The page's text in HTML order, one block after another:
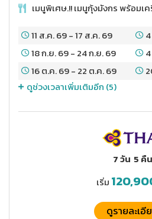
เมนูพิเศษ.!! เมนูกุ้งมังกร พร้อมเ
11 ส.ค. 69-17 ส.ค. 69
18 ก.ย. 69- 24 ก.ย. 69
16 ต.ค. 69- 22 ต.ค. 69
ดูช่วงเวลาเพิ่มเติมอีก (5)
7 วัน 5 คืน
เริ่ม
ดูรายละเอี